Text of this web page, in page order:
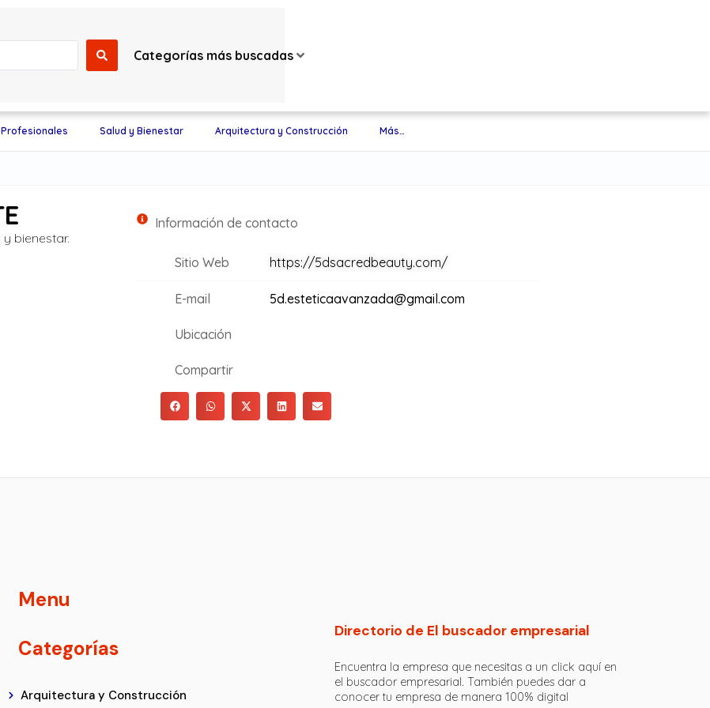
Categorías más buscadas
Salud y Bienestar Arquitectura y Construcción Más…
bienestar.
Información de contacto
Sitio Web https://5dsacredbeauty.com/
E-mail 5d.esteticaavanzada@gmail.com
Ubicación
Compartir
Menu
Categorías
Arquitectura y Construcción
Directorio de El buscador empresarial
Encuentra la empresa que necesitas a un click aquí en
el buscador empresarial. También puedes dar a
conocer tu empresa de manera 100% digital